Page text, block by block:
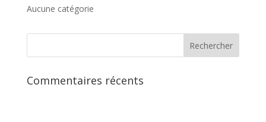
Aucune catégorie
Commentaires récents